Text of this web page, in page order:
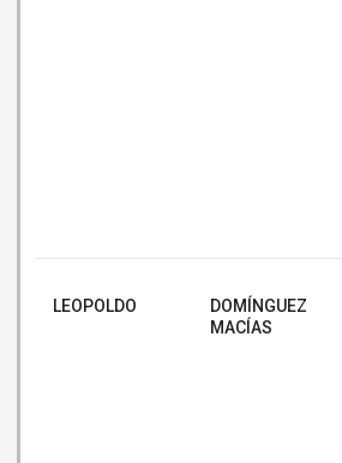
LEOPOLDO
DOMÍNGUEZ
MACÍAS